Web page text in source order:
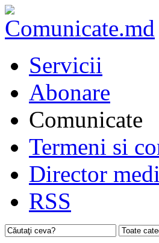
Servicii
Abonare
Comunicate
Termeni si
Director
RSS